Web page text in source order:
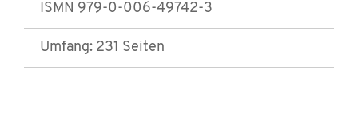
ISMN 979-0-006-49742-3
Umfang: 231 Seiten